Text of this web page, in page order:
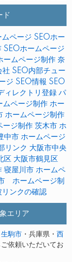
ド
ページ SEOホー
SEOホームページ
ームページ制作 奈
社 SEO内部チュー
ジ SEO情報 SEO
ィレクトリ登録 パ
ムページ制作 ホー
ホームページ制作
ージ制作 茨木市 ホ
中市 ホームページ
リンク 大阪市中央
区 大阪市鶴見区
寝屋川市 ホームペ
ホームページ制
リンクの確認
エリア
生駒市 ・兵庫県・西
依頼いただいてお